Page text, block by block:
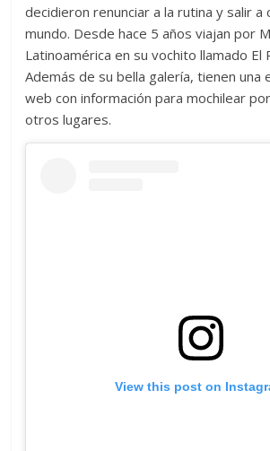
decidieron renunciar a la rutina y salir a
mundo. Desde hace 5 años viajan por
Latinoamérica en su vochito llamado El
Además de su bella galería, tienen una
web con información para mochilear
otros lugares.
View this post on